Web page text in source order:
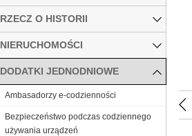
RZECZ O HISTORII
NIERUCHOMOŚCI
DODATKI JEDNODNIOWE
Ambasadorzy e-codzienności
Bezpieczeństwo podczas codziennego
używania urządzeń